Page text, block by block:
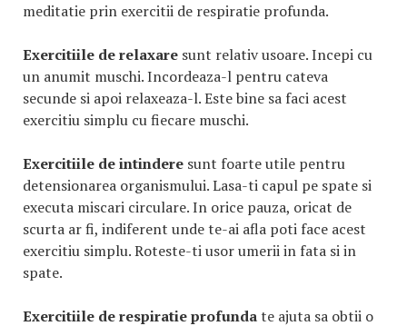
meditatie prin exercitii de respiratie profunda.
Exercitiile de relaxare sunt relativ usoare. Incepi cu
un anumit muschi. Incordeaza-l pentru cateva
secunde si apoi relaxeaza-l. Este bine sa faci acest
exercitiu simplu cu fiecare muschi.
Exercitiile de intindere sunt foarte utile pentru
detensionarea organismului. Lasa-ti capul pe spate si
executa miscari circulare. In orice pauza, oricat de
scurta ar fi, indiferent unde te-ai afla poti face acest
exercitiu simplu. Roteste-ti usor umerii in fata si in
spate.
Exercitiile de respiratie profundate ajuta sa obtii o